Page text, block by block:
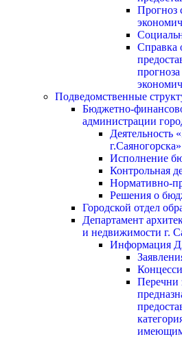
Прогноз
Справка
Подведомственные
Бюджетно-
администрации
Деятельность
г.Саяногорска»
Исполнение
Контрольная
Нормативно-
Решения о
Городской отдел
Департамент
и недвижимости г.
Информация
Перечни
имеющим